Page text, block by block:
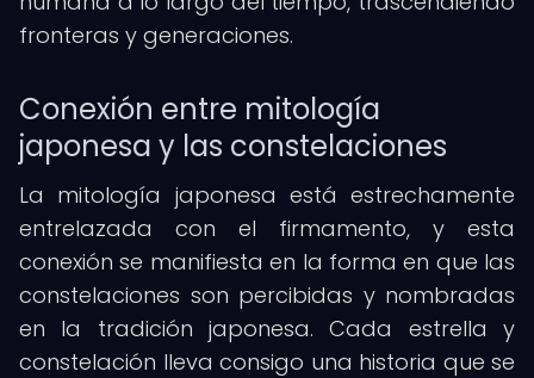
fronteras y generaciones.
Conexión entre mitología
japonesa y las constelaciones
La mitología japonesa está estrechamente
entrelazada con el firmamento, y esta
conexión se manifiesta en la forma en que las
constelaciones son percibidas y nombradas
en la tradición japonesa. Cada estrella y
constelación lleva consigo una historia que se